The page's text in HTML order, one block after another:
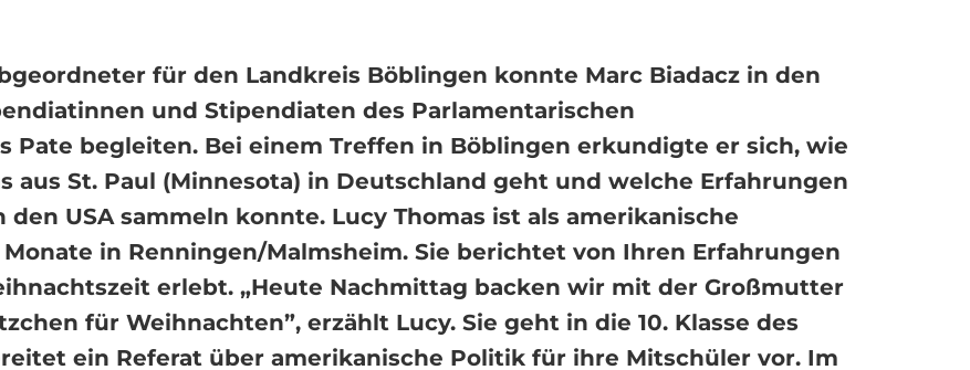
für den Landkreis Böblingen konnte Marc Biadacz in den
und Stipendiaten des Parlamentarischen
Pate begleiten. Bei einem Treffen in Böblingen erkundigte er sich, wie
aus St. Paul (Minnesota) in Deutschland geht und welche Erfahrungen
USA sammeln konnte. Lucy Thomas ist als amerikanische
in Renningen/Malmsheim. Sie berichtet von Ihren Erfahrungen
erlebt. „Heute Nachmittag backen wir mit der Großmutter
für Weihnachten”, erzählt Lucy. Sie geht in die 10. Klasse des
ein Referat über amerikanische Politik für ihre Mitschüler vor. Im